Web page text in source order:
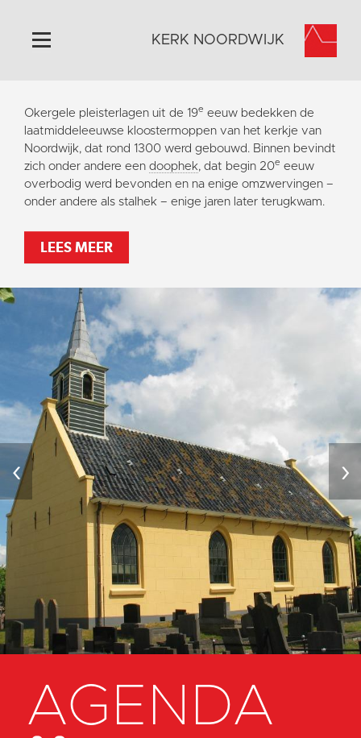
Home
Algemeen
Historie
Omgeving
Activiteiten
Steun ons
Contact
Vaktaal
KERK NOORDWIJK
Okergele pleisterlagen uit de 19e eeuw bedekken de
laatmiddeleeuwse kloostermoppen van het kerkje van
Noordwijk, dat rond 1300 werd gebouwd. Binnen bevindt
zich onder andere een doophek, dat begin 20e eeuw
overbodig werd bevonden en na enige omzwervingen –
onder andere als stalhek – enige jaren later terugkwam.
LEES MEER
‹ ›
AGENDA